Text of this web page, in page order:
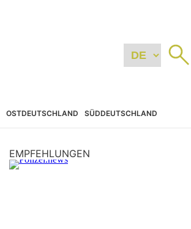
OSTDEUTSCHLAND SÜDDEUTSCHLAND
EMPFEHLUNGEN